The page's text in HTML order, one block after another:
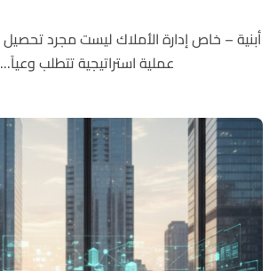
أبنية – خاص إدارة الأملاك ليست مجرد تحصيل إيجارات؛ بل هي
عملية استراتيجية تتطلب وعياً...